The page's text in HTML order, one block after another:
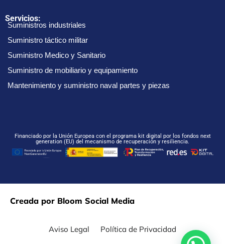
Servicios:
Suministros industriales
Suministro táctico militar
Suministro Medico y Sanitario
Suministro de mobiliario y equipamiento
Mantenimiento y suministro naval partes y piezas
Financiado por la Unión Europea con el programa kit digital por los fondos next
generation (EU) del mecanismo de recuperación y resiliencia.
Creada por Bloom Social Media
Aviso Legal Política de Privacidad